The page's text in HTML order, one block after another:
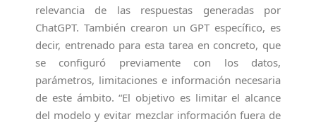
relevancia de las respuestas generadas por
ChatGPT. También crearon un GPT específico, es
decir, entrenado para esta tarea en concreto, que
se configuró previamente con los datos,
parámetros, limitaciones e información necesaria
de este ámbito. “El objetivo es limitar el alcance
del modelo y evitar mezclar información fuera de